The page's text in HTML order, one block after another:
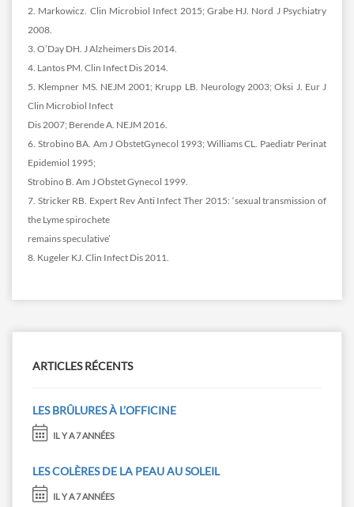
2. Markowicz. Clin Microbiol Infect 2015; Grabe HJ. Nord J Psychiatry
2008.
3. O’Day DH. J Alzheimers Dis 2014.
4. Lantos PM. Clin Infect Dis 2014.
5. Klempner MS. NEJM 2001; Krupp LB. Neurology 2003; Oksi J. Eur J
Clin Microbiol Infect
Dis 2007; Berende A. NEJM 2016.
6. Strobino BA. Am J ObstetGynecol 1993; Williams CL. Paediatr Perinat
Epidemiol 1995;
Strobino B. Am J Obstet Gynecol 1999.
7. Stricker RB. Expert Rev Anti Infect Ther 2015: ‘sexual transmission of
the Lyme spirochete
remains speculative’
8. Kugeler KJ. Clin Infect Dis 2011.
ARTICLES RÉCENTS
LES BRÛLURES À L’OFFICINE
IL Y A 7 ANNÉES
LES COLÈRES DE LA PEAU AU SOLEIL
IL Y A 7 ANNÉES